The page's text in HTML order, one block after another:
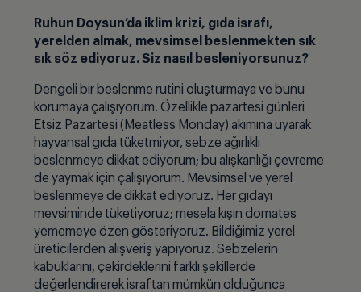
Ruhun Doysun’da iklim krizi, gıda israfı,
yerelden almak, mevsimsel beslenmekten sık
sık söz ediyoruz. Siz nasıl besleniyorsunuz?
Dengeli bir beslenme rutini oluşturmaya ve bunu
korumaya çalışıyorum. Özellikle pazartesi günleri
Etsiz Pazartesi (Meatless Monday) akımına uyarak
hayvansal gıda tüketmiyor, sebze ağırlıklı
beslenmeye dikkat ediyorum; bu alışkanlığı çevreme
de yaymak için çalışıyorum. Mevsimsel ve yerel
beslenmeye de dikkat ediyoruz. Her gıdayı
mevsiminde tüketiyoruz; mesela kışın domates
yememeye özen gösteriyoruz. Bildiğimiz yerel
üreticilerden alışveriş yapıyoruz. Sebzelerin
kabuklarını, çekirdeklerini farklı şekillerde
değerlendirerek israftan mümkün olduğunca